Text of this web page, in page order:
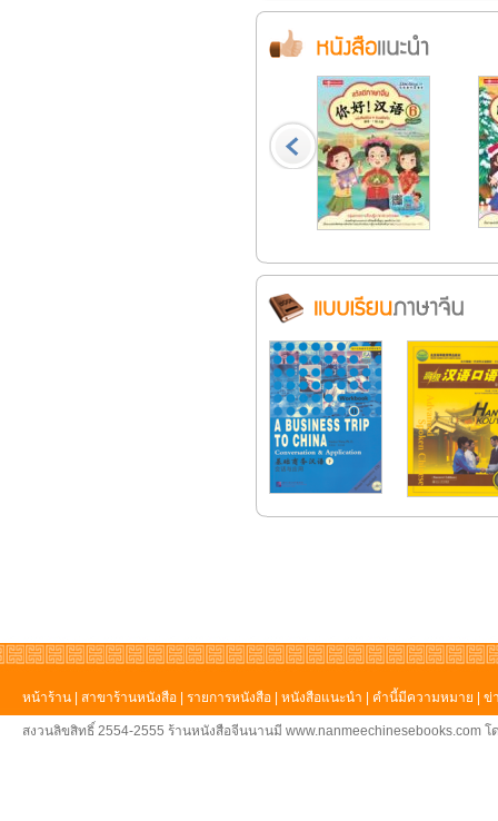
หน้าร้าน สาขาร้านหนังสือ รายการหนังสือ หนังสือแนะนำ คำนี้มีความหมาย ข่
สงวนลิขสิทธิ์ 2554-2555 ร้านหนังสือจีนนานมี www.nanmeechinesebooks.com